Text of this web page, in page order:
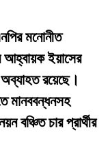
মনোনীত
আহ্বায়ক ইয়াসের
অব্যাহত রয়েছে।
মানববন্ধনসহ
বঞ্চিত চার প্রার্থীর